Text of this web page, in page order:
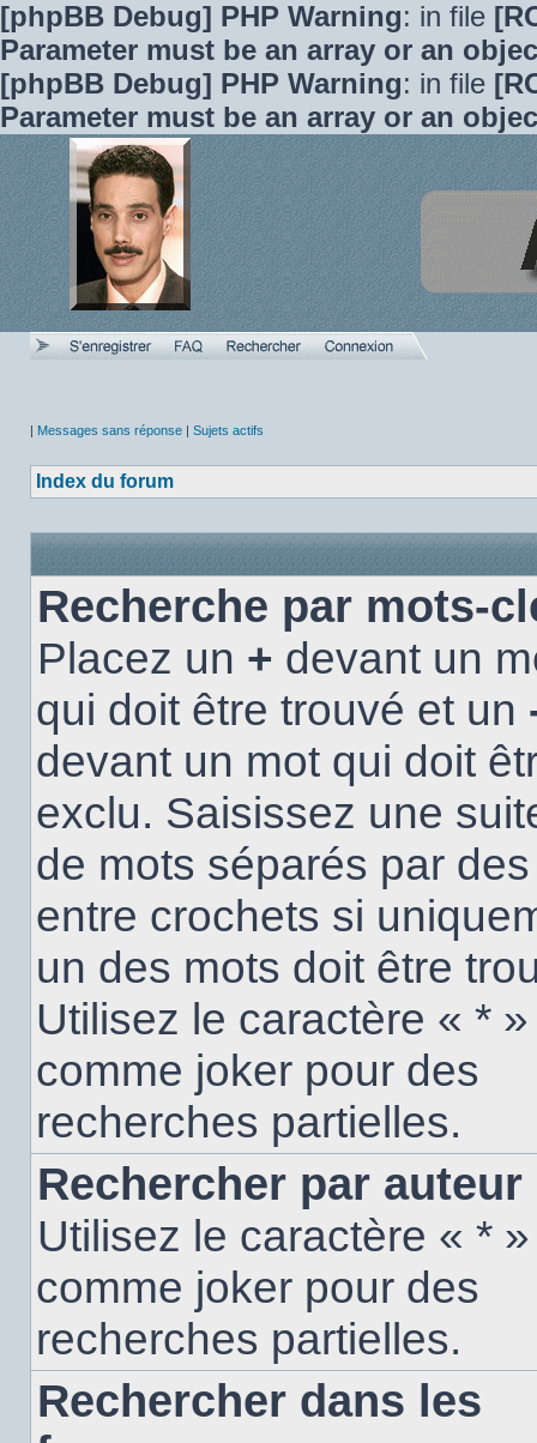
[phpBB Debug] PHP Warning: in file
Parameter must be an array or an
[phpBB Debug] PHP Warning: in file
Parameter must be an array or an
| Messages sans réponse | Sujets actifs
Index du forum
Recherche par mots-
Placez un + devant un
qui doit être trouvé et un
devant un mot qui doit
exclu. Saisissez une
de mots séparés par
entre crochets si
un des mots doit être
Utilisez le caractère « * »
comme joker pour des
recherches partielles.
Rechercher par auteur
Utilisez le caractère « * »
comme joker pour des
recherches partielles.
Rechercher dans les